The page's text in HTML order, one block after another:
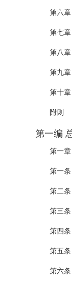
第六
第七
第八
第九
第十
附则
第一编
第一
第一
第二
第三
第四
第五
第六